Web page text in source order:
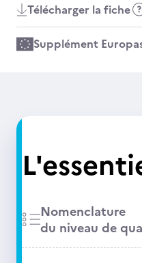
Télécharger la fiche
Supplément
Nomenclature
du niveau de